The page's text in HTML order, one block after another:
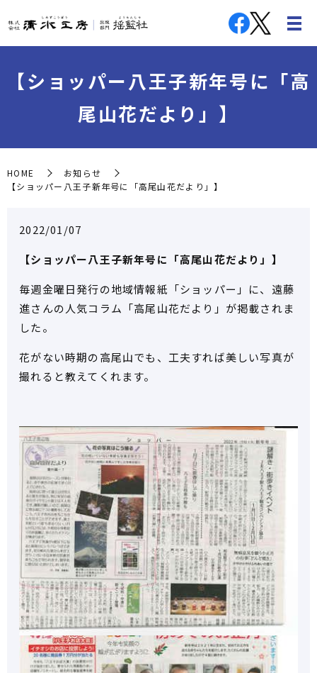
【ショッパー八王子新年号に「高
尾山花だより」】
HOME
お知らせ
【ショッパー八王子新年号に「高尾山花だより」】
2022/01/07
【ショッパー八王子新年号に「高尾山花だより」】
毎週金曜日発行の地域情報紙「ショッパー」に、遠藤
進さんの人気コラム「高尾山花だより」が掲載されま
した。
花がない時期の高尾山でも、工夫すれば美しい写真が
撮れると教えてくれます。